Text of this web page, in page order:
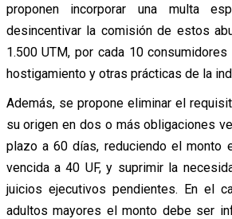
proponen incorporar una multa
desincentivar la comisión de estos
1.500 UTM, por cada 10
hostigamiento y otras prácticas de la
Además, se propone eliminar el
su origen en dos o más obligaciones
plazo a 60 días, reduciendo el monto
vencida a 40 UF, y suprimir la
juicios ejecutivos pendientes. En el
adultos mayores el monto debe ser